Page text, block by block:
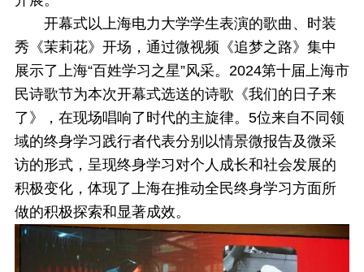
开幕式以上海电力大学学生表演的歌曲、时装
秀《茉莉花》开场，通过微视频《追梦之路》集中
展示了上海“百姓学习之星”风采。2024第十届上海市
民诗歌节为本次开幕式选送的诗歌《我们的日子来
了》，在现场唱响了时代的主旋律。5位来自不同领
域的终身学习践行者代表分别以情景微报告及微采
访的形式，呈现终身学习对个人成长和社会发展的
积极变化，体现了上海在推动全民终身学习方面所
做的积极探索和显著成效。